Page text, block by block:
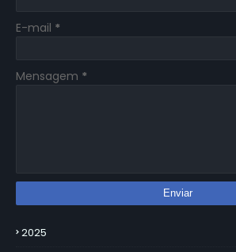
E-mail *
Mensagem *
2025